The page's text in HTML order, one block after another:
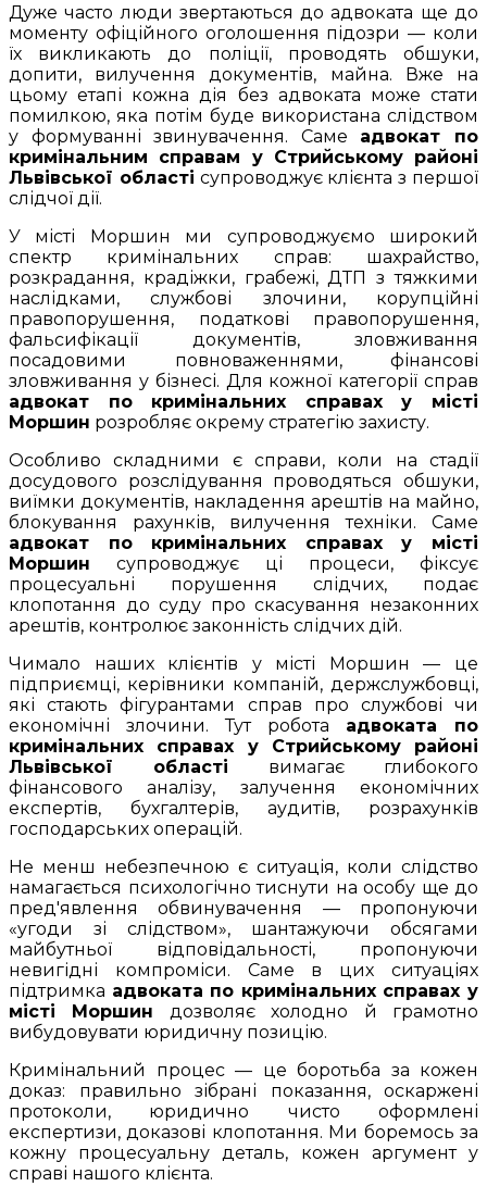
Дуже часто люди звертаються до адвоката ще до
моменту офіційного оголошення підозри — коли
їх викликають до поліції, проводять обшуки,
допити, вилучення документів, майна. Вже на
цьому етапі кожна дія без адвоката може стати
помилкою, яка потім буде використана слідством
у формуванні звинувачення. Саме адвокат по
кримінальним справам у Стрийському районі
Львівської області супроводжує клієнта з першої
слідчої дії.
У місті Моршин ми супроводжуємо широкий
спектр кримінальних справ: шахрайство,
розкрадання, крадіжки, грабежі, ДТП з тяжкими
наслідками, службові злочини, корупційні
правопорушення, податкові правопорушення,
фальсифікації документів, зловживання
посадовими повноваженнями, фінансові
зловживання у бізнесі. Для кожної категорії справ
адвокат по кримінальних справах у місті
Моршин розробляє окрему стратегію захисту.
Особливо складними є справи, коли на стадії
досудового розслідування проводяться обшуки,
виїмки документів, накладення арештів на майно,
блокування рахунків, вилучення техніки. Саме
адвокат по кримінальних справах у місті
Моршин супроводжує ці процеси, фіксує
процесуальні порушення слідчих, подає
клопотання до суду про скасування незаконних
арештів, контролює законність слідчих дій.
Чимало наших клієнтів у місті Моршин — це
підприємці, керівники компаній, держслужбовці,
які стають фігурантами справ про службові чи
економічні злочини. Тут робота адвоката по
кримінальних справах у Стрийському районі
Львівської області вимагає глибокого
фінансового аналізу, залучення економічних
експертів, бухгалтерів, аудитів, розрахунків
господарських операцій.
Не менш небезпечною є ситуація, коли слідство
намагається психологічно тиснути на особу ще до
пред'явлення обвинувачення — пропонуючи
«угоди зі слідством», шантажуючи обсягами
майбутньої відповідальності, пропонуючи
невигідні компроміси. Саме в цих ситуаціях
підтримка адвоката по кримінальних справах у
місті Моршин дозволяє холодно й грамотно
вибудовувати юридичну позицію.
Кримінальний процес — це боротьба за кожен
доказ: правильно зібрані показання, оскаржені
протоколи, юридично чисто оформлені
експертизи, доказові клопотання. Ми боремось за
кожну процесуальну деталь, кожен аргумент у
справі нашого клієнта.